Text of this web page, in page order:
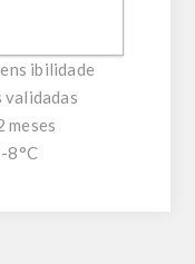
100 ppm
ibilidade
validadas
meses
8°C